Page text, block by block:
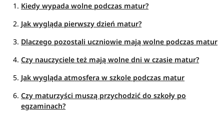
Kiedy wypada wolne podczas matur?
Jak wygląda pierwszy dzień matur?
Dlaczego pozostali uczniowie mają wolne podczas matur
Czy nauczyciele też mają wolne dni w czasie matur?
Jak wygląda atmosfera w szkole podczas matur
Czy maturzyści muszą przychodzić do szkoły po
egzaminach?